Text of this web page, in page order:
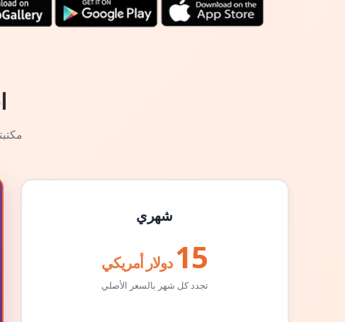
شهري
15 دولار أمريكي
تجدد كل شهر بالسعر الأصلي